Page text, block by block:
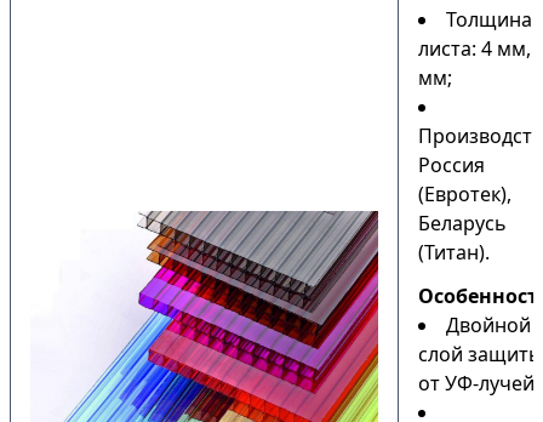
Толщина
листа: 4 мм,
мм;
Россия
(Евротек),
Беларусь
(Титан).
Двойной
слой защиты
от УФ-лучей;